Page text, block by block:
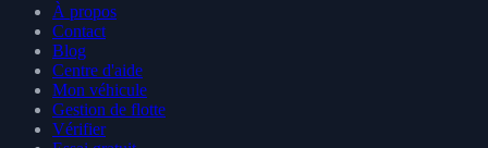
À propos
Contact
Blog
Centre d'aide
Mon véhicule
Gestion de flotte
Vérifier